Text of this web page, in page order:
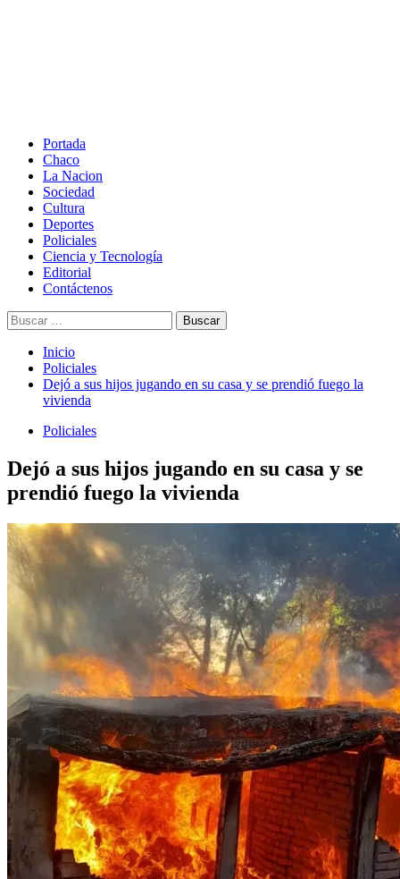
Portada
Chaco
La Nacion
Sociedad
Cultura
Deportes
Policiales
Ciencia y Tecnología
Editorial
Contáctenos
Buscar:
Inicio
Policiales
Dejó a sus hijos jugando en su casa y se prendió fuego la
vivienda
Policiales
Dejó a sus hijos jugando en su casa y se
prendió fuego la vivienda